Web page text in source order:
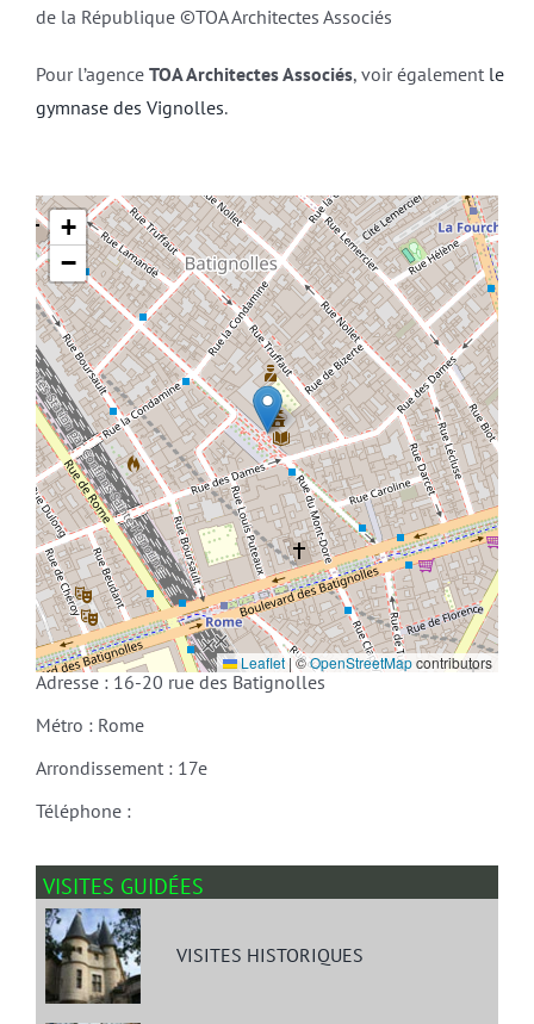
de la République ©TOA Architectes Associés
Pour l’agence TOA Architectes Associés, voir également le
gymnase des Vignolles.
+
−
Leaflet |©OpenStreetMapcontributors
Adresse : 16-20 rue des Batignolles
Métro : Rome
Arrondissement : 17e
Téléphone :
VISITES GUIDÉES
VISITES HISTORIQUES